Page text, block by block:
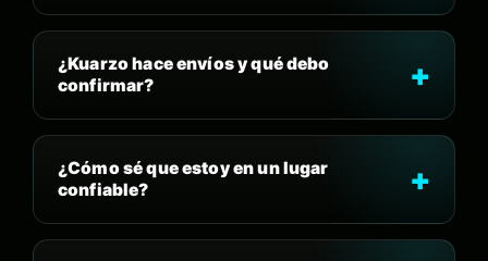
¿Kuarzo hace envíos y qué debo
confirmar?
¿Cómo sé que estoy en un lugar
confiable?